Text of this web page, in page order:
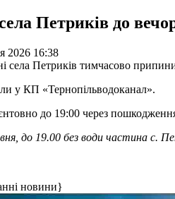
Петриків до
2026 16:38
села Петриків тимчасово
у КП «Тернопільводоканал».
до 19:00 через
до 19.00 без води частина с.
новини}